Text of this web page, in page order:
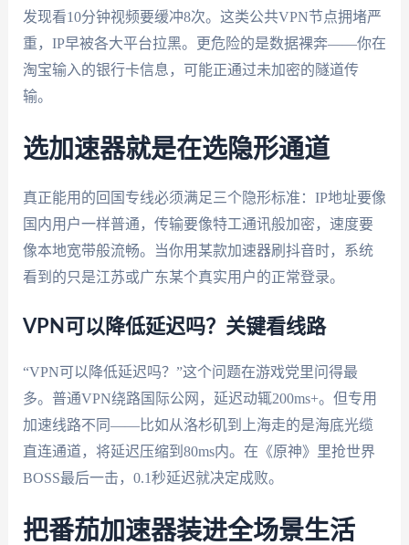
发现看10分钟视频要缓冲8次。这类公共VPN节点拥堵严
重，IP早被各大平台拉黑。更危险的是数据裸奔——你在
淘宝输入的银行卡信息，可能正通过未加密的隧道传
输。
选加速器就是在选隐形通道
真正能用的回国专线必须满足三个隐形标准：IP地址要像
国内用户一样普通，传输要像特工通讯般加密，速度要
像本地宽带般流畅。当你用某款加速器刷抖音时，系统
看到的只是江苏或广东某个真实用户的正常登录。
VPN可以降低延迟吗？关键看线路
“VPN可以降低延迟吗？”这个问题在游戏党里问得最
多。普通VPN绕路国际公网，延迟动辄200ms+。但专用
加速线路不同——比如从洛杉矶到上海走的是海底光缆
直连通道，将延迟压缩到80ms内。在《原神》里抢世界
BOSS最后一击，0.1秒延迟就决定成败。
把番茄加速器装进全场景生活